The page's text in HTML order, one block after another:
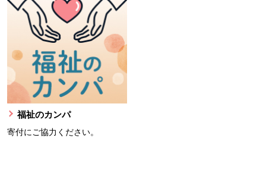
福祉のカンパ
寄付にご協力ください。